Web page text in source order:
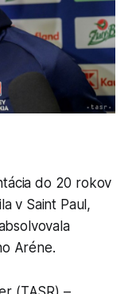
do 20 rokov
v Saint Paul,
Aréne.